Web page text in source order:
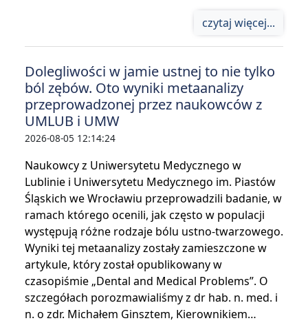
czytaj więcej...
Dolegliwości w jamie ustnej to nie tylko
ból zębów. Oto wyniki metaanalizy
przeprowadzonej przez naukowców z
UMLUB i UMW
2026-08-05 12:14:24
Naukowcy z Uniwersytetu Medycznego w
Lublinie i Uniwersytetu Medycznego im. Piastów
Śląskich we Wrocławiu przeprowadzili badanie, w
ramach którego ocenili, jak często w populacji
występują różne rodzaje bólu ustno-twarzowego.
Wyniki tej metaanalizy zostały zamieszczone w
artykule, który został opublikowany w
czasopiśmie „Dental and Medical Problems”. O
szczegółach porozmawialiśmy z dr hab. n. med. i
n. o zdr. Michałem Ginsztem, Kierownikiem…